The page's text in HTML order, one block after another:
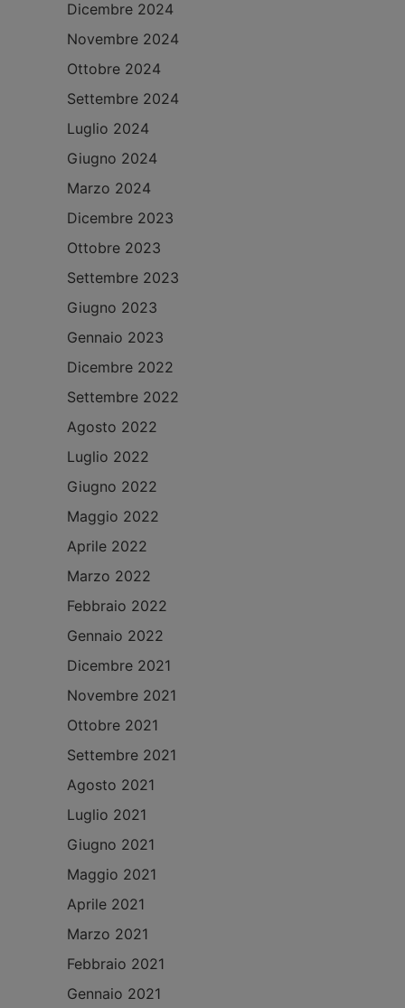
Dicembre 2024
Novembre 2024
Ottobre 2024
Settembre 2024
Luglio 2024
Giugno 2024
Marzo 2024
Dicembre 2023
Ottobre 2023
Settembre 2023
Giugno 2023
Gennaio 2023
Dicembre 2022
Settembre 2022
Agosto 2022
Luglio 2022
Giugno 2022
Maggio 2022
Aprile 2022
Marzo 2022
Febbraio 2022
Gennaio 2022
Dicembre 2021
Novembre 2021
Ottobre 2021
Settembre 2021
Agosto 2021
Luglio 2021
Giugno 2021
Maggio 2021
Aprile 2021
Marzo 2021
Febbraio 2021
Gennaio 2021